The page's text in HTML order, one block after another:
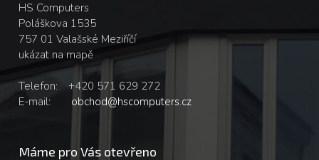
HS Computers
Poláškova 1535
757 01 Valašské Meziříčí
ukázat na mapě
Telefon:
+420 571 629 272
E-mail:
obchod@hscomputers.cz
Máme pro Vás otevřeno